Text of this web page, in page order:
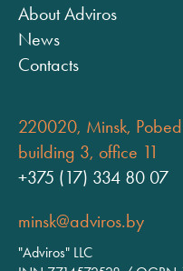
About Adviros
News
Contacts
220020, Minsk,
building 3, office 11
+375 (17) 334 80 07
minsk@adviros.by
"Adviros" LLC